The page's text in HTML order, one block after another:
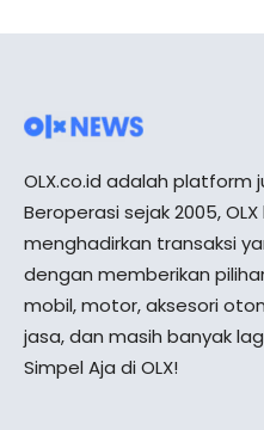
OLX.co.id adalah platform
Beroperasi sejak 2005,
menghadirkan transaksi
dengan memberikan
mobil, motor, aksesori
jasa, dan masih banyak
Simpel Aja di OLX!